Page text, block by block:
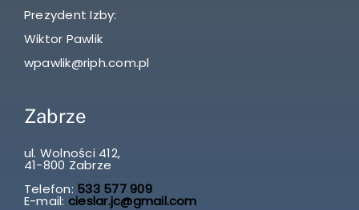
Prezydent Izby:
Wiktor Pawlik
wpawlik@riph.com.pl
Zabrze
ul. Wolności 412,
41-800 Zabrze
Telefon: 533 577 909
E-mail: cieslar.jc@gmail.com